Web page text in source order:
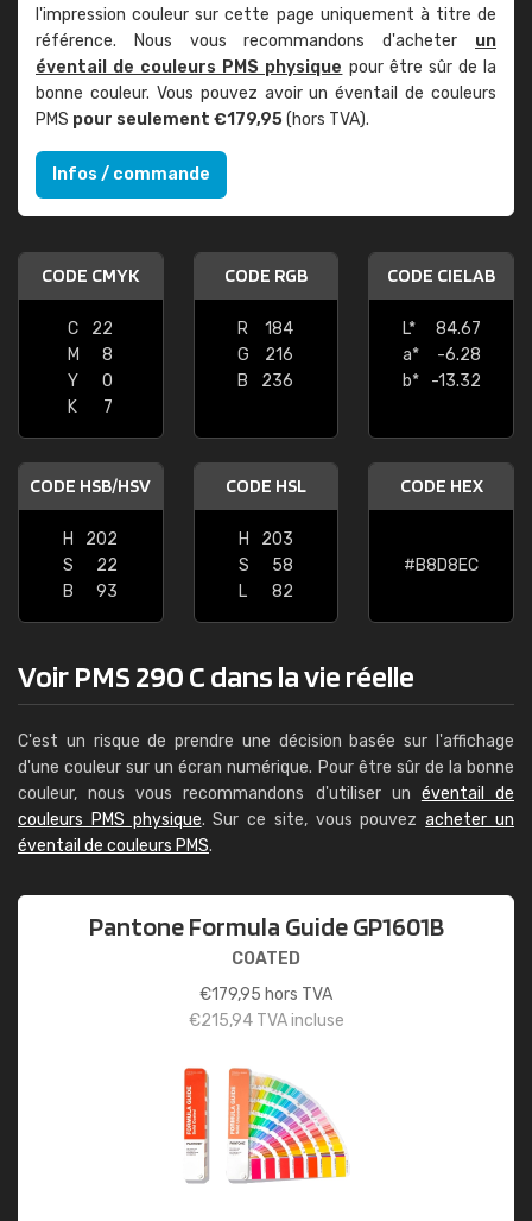
l'impression couleur sur cette page uniquement à titre de
référence. Nous vous recommandons d'acheter un
éventail de couleurs PMS physique pour être sûr de la
bonne couleur. Vous pouvez avoir un éventail de couleurs
PMS pour seulement €179,95(hors TVA).
Infos / commande
CODE CMYK
C
22
M
8
Y
0
K
7
CODE RGB
R
184
G
216
B
236
CODE CIELAB
L*
84.67
a*
-6.28
b*
-13.32
CODE HSB/HSV
H
202
S
22
B
93
CODE HSL
H
203
S
58
L
82
CODE HEX
#B8D8EC
Voir PMS 290 C dans la vie réelle
C'est un risque de prendre une décision basée sur l'affichage
d'une couleur sur un écran numérique. Pour être sûr de la bonne
couleur, nous vous recommandons d'utiliser un éventail de
couleurs PMS physique. Sur ce site, vous pouvezacheter un
éventail de couleurs PMS.
Pantone Formula Guide GP1601B
COATED
€179,95 hors TVA
€215,94TVA incluse